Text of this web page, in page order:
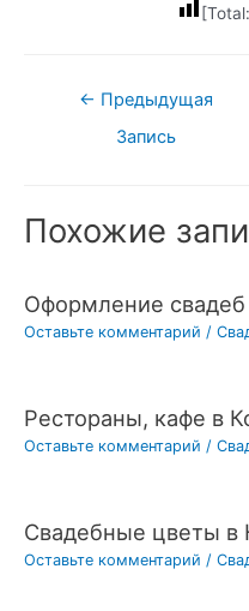
[Total:
Навигация
← Предыдущая
Запись
Похожие
Оформление свадеб
Оставьте комментарий /
Рестораны, кафе в
Оставьте комментарий /
Свадебные цветы в
Оставьте комментарий /